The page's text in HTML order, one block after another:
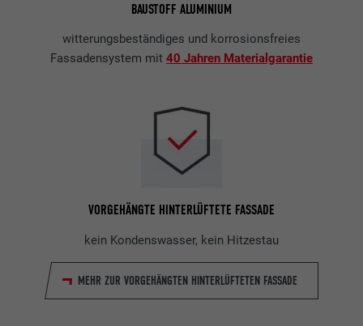
BAUSTOFF ALUMINIUM
witterungsbeständiges und korrosionsfreies
Fassadensystem mit 40 Jahren Materialgarantie
VORGEHÄNGTE HINTERLÜFTETE FASSADE
kein Kondenswasser, kein Hitzestau
MEHR ZUR VORGEHÄNGTEN HINTERLÜFTETEN FASSADE